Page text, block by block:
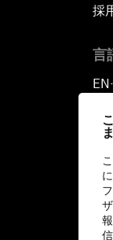
採
言
EN ▪